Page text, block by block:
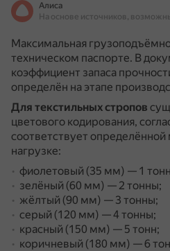
Алиса
Максимальная
техническом паспорте. В
коэффициент запаса
определён на этапе
Для текстильных стропов
цветового кодирования,
соответствует
нагрузке:
фиолетовый (35 мм) — 1
зелёный (60 мм) — 2 тонны;
жёлтый (90 мм) — 3 тонны;
серый (120 мм) — 4 тонны;
красный (150 мм) — 5 тонн;
коричневый (180 мм) — 6